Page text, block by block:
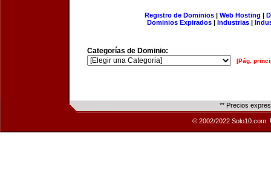
Registro de Dominios| Web Hosting |
Dominios Expirados | Industrias |
Categorías de Dominio:
[Pág.
** Precios
© 2002/2022 Solo10.com